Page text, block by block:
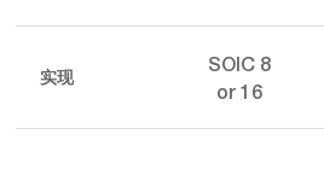
实现
SOIC 8
or 16